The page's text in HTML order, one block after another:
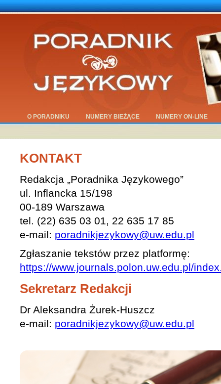
O PORADNIKU NUMERY BIEŻĄCE NUMERY ON-LINE
KONTAKT
Redakcja „Poradnika Językowego”
ul. Inflancka 15/198
00-189 Warszawa
tel. (22) 635 03 01, 22 635 17 85
e-mail: poradnikjezykowy@uw.edu.pl
Zgłaszanie tekstów przez platformę:
https://www.journals.polon.uw.edu.pl/
Sekretarz Redakcji
Dr Aleksandra Żurek-Huszcz
e-mail: poradnikjezykowy@uw.edu.pl